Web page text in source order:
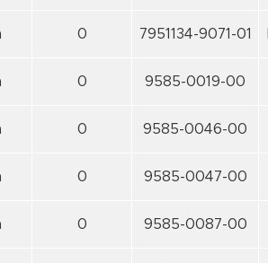
0 7951134-9071-01
0 9585-0019-00
0 9585-0046-00
0 9585-0047-00
0 9585-0087-00